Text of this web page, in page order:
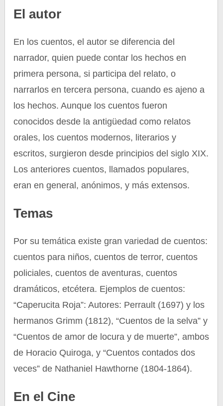
El autor
En los cuentos, el autor se diferencia del
narrador, quien puede contar los hechos en
primera persona, si participa del relato, o
narrarlos en tercera persona, cuando es ajeno a
los hechos. Aunque los cuentos fueron
conocidos desde la antigüedad como relatos
orales, los cuentos modernos, literarios y
escritos, surgieron desde principios del siglo XIX.
Los anteriores cuentos, llamados populares,
eran en general, anónimos, y más extensos.
Temas
Por su temática existe gran variedad de cuentos:
cuentos para niños, cuentos de terror, cuentos
policiales, cuentos de aventuras, cuentos
dramáticos, etcétera. Ejemplos de cuentos:
“Caperucita Roja”: Autores: Perrault (1697) y los
hermanos Grimm (1812), “Cuentos de la selva” y
“Cuentos de amor de locura y de muerte”, ambos
de Horacio Quiroga, y “Cuentos contados dos
veces” de Nathaniel Hawthorne (1804-1864).
En el Cine